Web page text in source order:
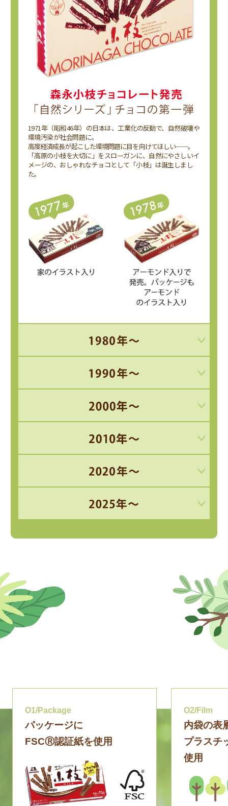
1971年（昭和46年）の日本は、工業化の反動で、自然破壊や
環境汚染が社会問題に。
高度経済成長が起こした環境問題に目を向けてほしい──。
「高原の小枝を大切に」をスローガンに、自然にやさしいイ
メージの、おしゃれなチョコとして「小枝」は誕生しまし
た。
O1/Package
パッケージに
FSCⓇ認証紙を使用
O2/Film
内袋の表
プラスチ
使用